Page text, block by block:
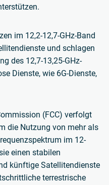
im 12,2-12,7-GHz-Band
und schlagen
des 12,7-13,25-GHz-
Dienste, wie 6G-Dienste,
(FCC) verfolgt
die Nutzung von mehr als
im 12-
einen stabilen
künftige Satellitendienste
terrestrische